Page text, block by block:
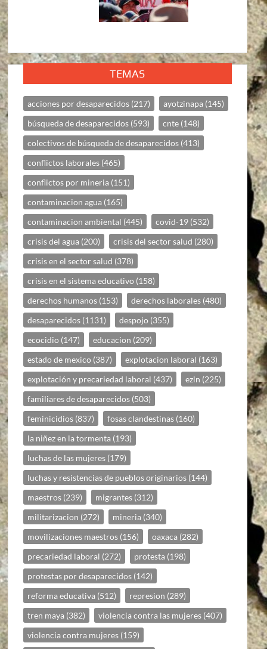
TEMAS
acciones por desaparecidos (217) ayotzinapa (145)
búsqueda de desaparecidos (593) cnte (148)
colectivos de búsqueda de desaparecidos (413)
conflictos laborales (465)
conflictos por mineria (151)
contaminacion agua (165)
contaminacion ambiental (445) covid-19 (532)
crisis del agua (200) crisis del sector salud (280)
crisis en el sector salud (378)
crisis en el sistema educativo (158)
derechos humanos (153) derechos laborales (480)
desaparecidos (1131) despojo (355)
ecocidio (147) educacion (209)
estado de mexico (387) explotacion laboral (163)
explotación y precariedad laboral (437) ezln (225)
familiares de desaparecidos (503)
feminicidios (837) fosas clandestinas (160)
la niñez en la tormenta (193)
luchas de las mujeres (179)
luchas y resistencias de pueblos originarios (144)
maestros (239) migrantes (312)
militarizacion (272) mineria (340)
movilizaciones maestros (156) oaxaca (282)
precariedad laboral (272) protesta (198)
protestas por desaparecidos (142)
reforma educativa (512) represion (289)
tren maya (382) violencia contra las mujeres (407)
violencia contra mujeres (159)